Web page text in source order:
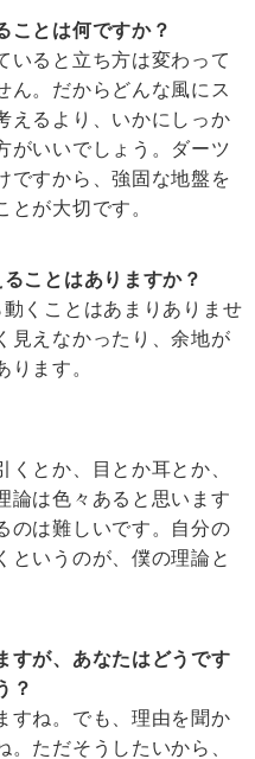
ことは何ですか？
いると立ち方は変わって
ん。だからどんな風にス
えるより、いかにしっか
がいいでしょう。ダーツ
ですから、強固な地盤を
とが大切です。
ことはありますか？
くことはあまりありませ
見えなかったり、余地が
ります。
とか、目とか耳とか、
論は色々あると思います
のは難しいです。自分の
というのが、僕の理論と
すが、あなたはどうです
？
すね。でも、理由を聞か
ただそうしたいから、